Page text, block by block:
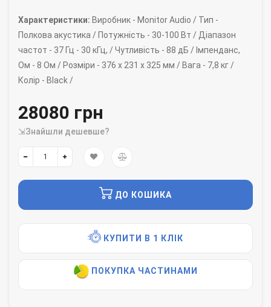
Характеристики: Виробник - Monitor Audio / Тип -
Полкова акустика / Потужність - 30-100 Вт /Діапазон
частот - 37 Гц - 30 кГц, /Чутливість - 88 дБ / Імпенданс,
Ом - 8 Ом / Розміри - 376 x 231 x 325 мм / Вага - 7,8 кг /
Колір - Black /
28080 грн
⇲Знайшли дешевше?
ДО КОШИКА
КУПИТИ В 1 КЛІК
ПОКУПКА ЧАСТИНАМИ